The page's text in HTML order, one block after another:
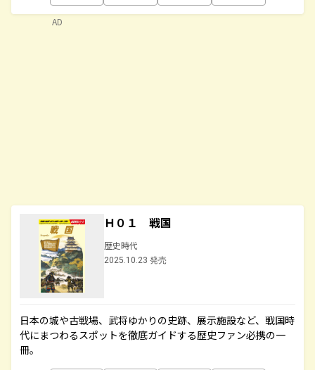
Ｈ０１ 戦国
歴史時代
2025.10.23 発売
日本の城や古戦場、武将ゆかりの史跡、展示施設など、戦国時
代にまつわるスポットを徹底ガイドする歴史ファン必携の一
冊。
AD